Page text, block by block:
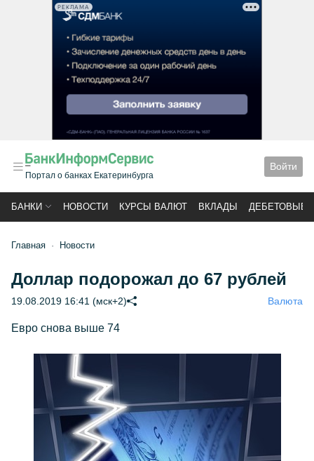
РЕКЛАМА
Портал о банках Екатеринбурга
Войти
БАНКИ НОВОСТИ КУРСЫ ВАЛЮТ ВКЛАДЫ ДЕБЕТОВЫЕ
Главная Новости
Доллар подорожал до 67 рублей
19.08.2019 16:41 (мск+2) Валюта
Евро снова выше 74